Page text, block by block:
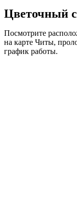
Цветочный
Посмотрите
на карте Читы,
график работы.